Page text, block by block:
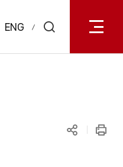
ENG
열기